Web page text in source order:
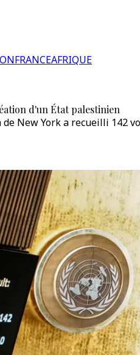
FRANCEAFRIQUE
d'un État palestinien
New York a recueilli 142